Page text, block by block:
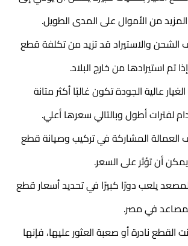
من الأموال على المدى الطويل.
والاستيراد قد تزيد من تكلفة قطع
تم استيرادها من خارج البلاد.
عالية الجودة تكون غالبًا أكثر متانة
لفترات أطول وبالتالي سعرها أعلي.
المشاركة في تركيب وصيانة قطع
أن تؤثر على السعر.
يلعب دورًا كبيرًا في تحديد أسعار قطع
في مصر.
نادرة أو صعبة العثور عليها، فإنها